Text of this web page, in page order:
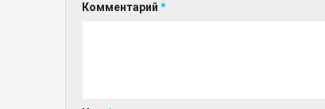
Комментарий *